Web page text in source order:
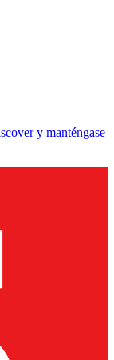
y manténgase